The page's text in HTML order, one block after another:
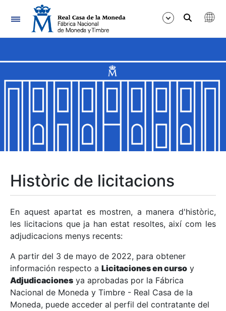
Navegació
Mostra/Amaga
Mostra/Amaga
Mostra/Amaga
Mostra/Amaga
Mostra/Amaga
Històric de licitacions
En aquest apartat es mostren, a manera d'històric,
les licitacions que ja han estat resoltes, així com les
adjudicacions menys recents:
A partir del 3 de mayo de 2022, para obtener
información respecto a Licitaciones en curso y
Adjudicaciones ya aprobadas por la Fábrica
Nacional de Moneda y Timbre - Real Casa de la
Moneda, puede acceder al perfil del contratante del